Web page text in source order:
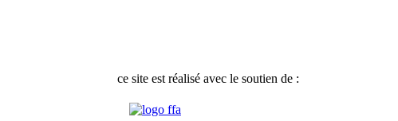
ce site est réalisé avec le soutien de :